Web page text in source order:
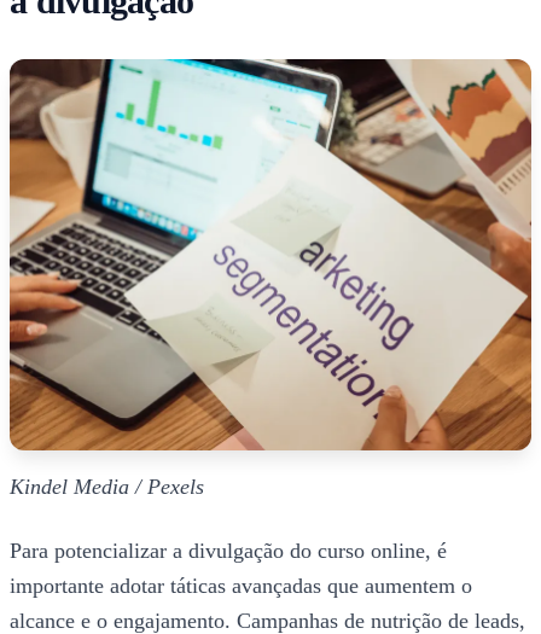
Kindel Media / Pexels
Para potencializar a divulgação do curso online, é
importante adotar táticas avançadas que aumentem o
alcance e o engajamento. Campanhas de nutrição de leads,